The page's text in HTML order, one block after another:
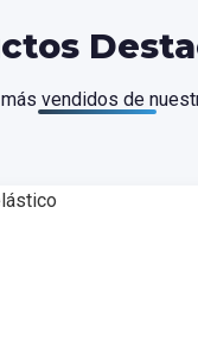
vendidos de